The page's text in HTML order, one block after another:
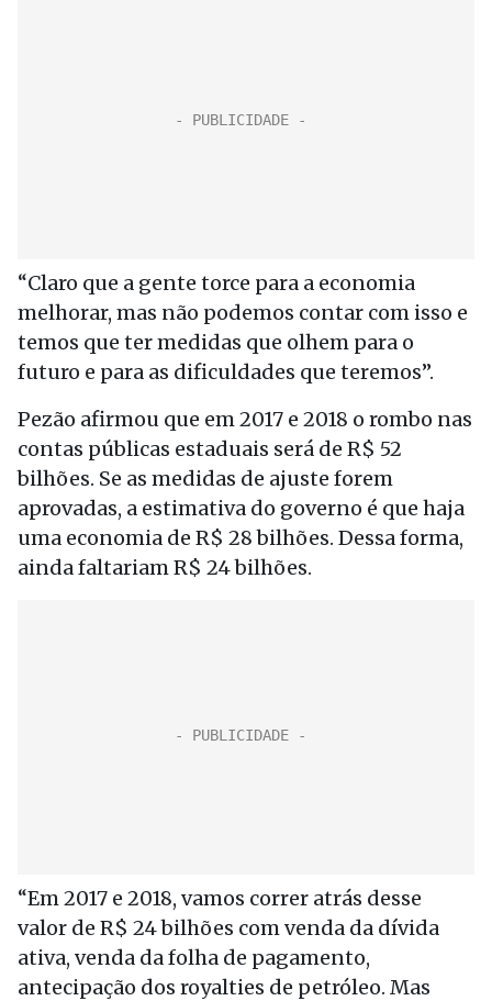
“Claro que a gente torce para a economia
melhorar, mas não podemos contar com isso e
temos que ter medidas que olhem para o
futuro e para as dificuldades que teremos”.
Pezão afirmou que em 2017 e 2018 o rombo nas
contas públicas estaduais será de R$ 52
bilhões. Se as medidas de ajuste forem
aprovadas, a estimativa do governo é que haja
uma economia de R$ 28 bilhões. Dessa forma,
ainda faltariam R$ 24 bilhões.
“Em 2017 e 2018, vamos correr atrás desse
valor de R$ 24 bilhões com venda da dívida
ativa, venda da folha de pagamento,
antecipação dos royalties de petróleo. Mas